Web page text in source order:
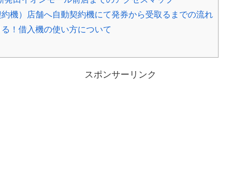
機）店舗へ自動契約機にて発券から受取るまでの流れ
！借入機の使い方について
スポンサーリンク